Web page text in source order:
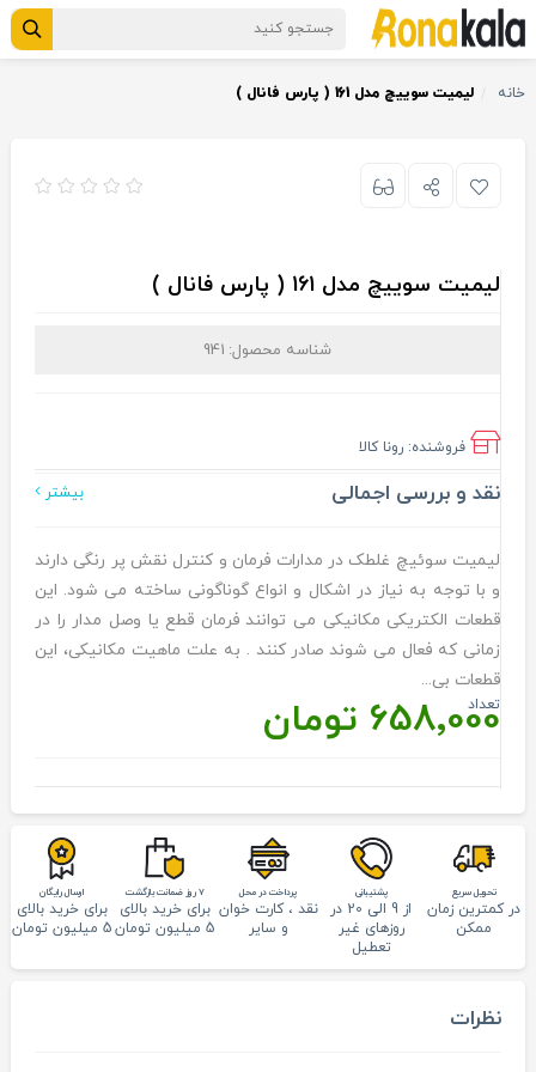
خانه لیمیت سوییچ مدل 161 ( پارس فانال )
لیمیت سوییچ مدل 161 ( پارس فانال )
شناسه محصول: 941
فروشنده: رونا کالا
نقد و بررسی اجمالی بیشتر
لیمیت سوئیچ غلطک در مدارات فرمان و کنترل نقش پر رنگی دارند
و با توجه به نیاز در اشکال و انواع گوناگونی ساخته می شود. این
قطعات الکتریکی مکانیکی می توانند فرمان قطع یا وصل مدار را در
زمانی که فعال می شوند صادر کنند . به علت ماهیت مکانیکی، این
قطعات بی...
658٬000 تومان
تعداد
تحويل سريع
در کمترین زمان
ممکن
پشتيبانی
از 9 الی 20 در
روزهای غیر
تعطیل
پرداخت در محل
نقد ، کارت خوان
و سایر
7 روز ضمانت بازگشت
برای خرید بالای
5 میلیون تومان
ارسال رایگان
برای خرید بالای
5 میلیون تومان
نظرات